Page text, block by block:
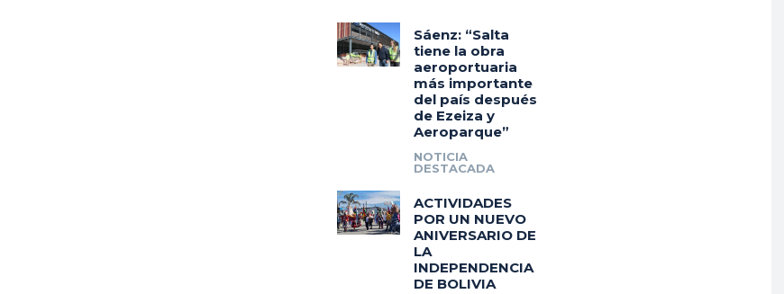
Sáenz: “Salta
tiene la obra
aeroportuaria
más importante
del país después
de Ezeiza y
Aeroparque”
NOTICIA
DESTACADA
ACTIVIDADES
POR UN NUEVO
ANIVERSARIO DE
LA
INDEPENDENCIA
DE BOLIVIA